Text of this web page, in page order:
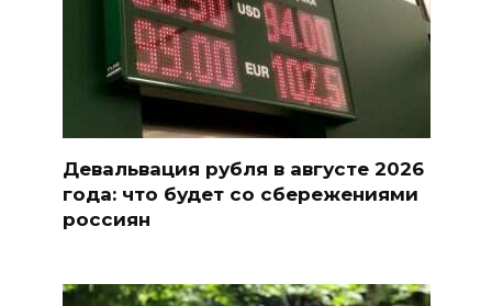
Девальвация рубля в августе 2026
года: что будет со сбережениями
россиян